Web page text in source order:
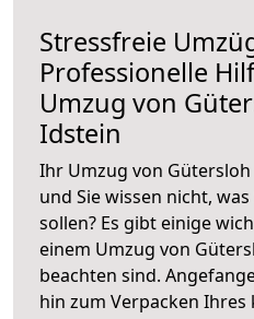
Stressfreie
Professionelle
Umzug von
Idstein
Ihr Umzug von
und Sie wissen nicht,
sollen? Es gibt einige
einem Umzug von
beachten sind.
hin zum Verpacken